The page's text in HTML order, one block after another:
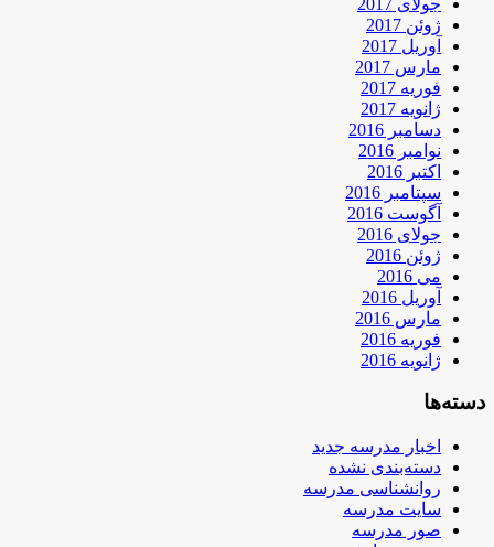
ژوئن 2017
آوریل 2017
مارس 2017
فوریه 2017
ژانویه 2017
دسامبر 2016
نوامبر 2016
اکتبر 2016
سپتامبر 2016
آگوست 2016
جولای 2016
ژوئن 2016
می 2016
آوریل 2016
مارس 2016
فوریه 2016
ژانویه 2016
دسته‌ها
اخبار مدرسه جدید
دسته‌بندی نشده
روانشناسی مدرسه
سایت مدرسه
صور مدرسه